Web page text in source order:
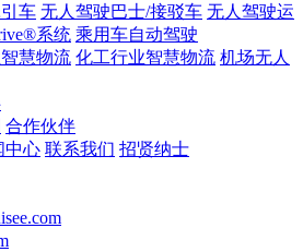
车 无人驾驶巴士/接驳车 无人驾驶运
系统 乘用车自动驾驶
慧物流 化工行业智慧物流 机场无人
合作伙伴
中心 联系我们 招贤纳士